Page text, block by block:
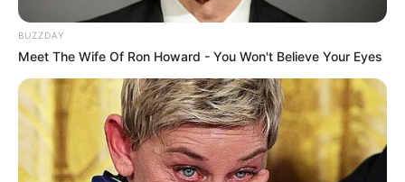
BUZZDAY
Meet The Wife Of Ron Howard - You Won't Believe Your Eyes